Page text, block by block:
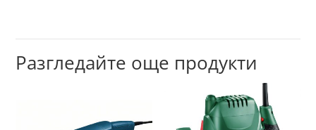
Разгледайте още продукти